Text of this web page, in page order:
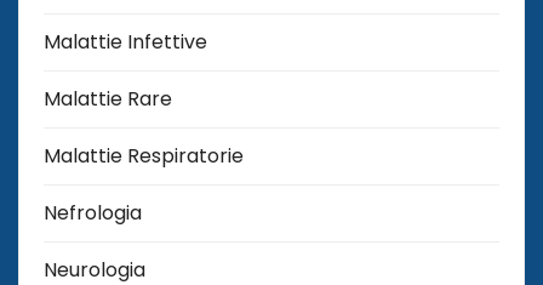
Malattie Infettive
Malattie Rare
Malattie Respiratorie
Nefrologia
Neurologia